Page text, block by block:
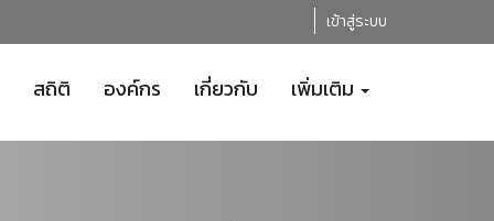
เข้าสู่ระบบ
สถิติ องค์กร เกี่ยวกับ เพิ่มเติม